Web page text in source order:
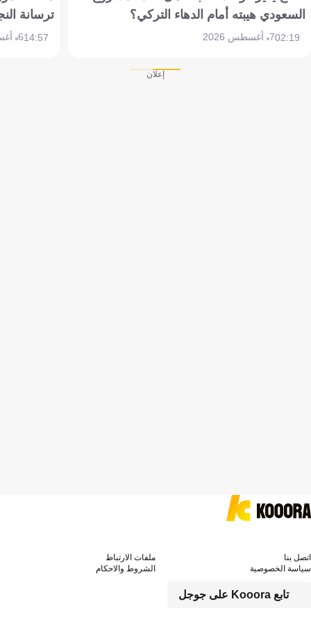
السعودي هيبته أمام الدهاء التركي؟
02:197 أغسطس 2026
ترسانة
14:576 أغسطس 2026
إعلان
تابع Kooora على جوجل
اتصل بنا
ملفات الارتباط
سياسة الخصوصية
الشروط والاحكام